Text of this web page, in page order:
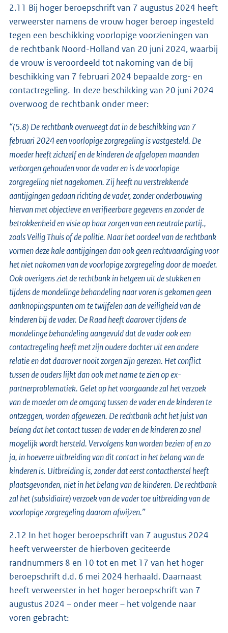
2.11 Bij hoger beroepschrift van 7 augustus 2024 heeft
verweerster namens de vrouw hoger beroep ingesteld
tegen een beschikking voorlopige voorzieningen van
de rechtbank Noord-Holland van 20 juni 2024, waarbij
de vrouw is veroordeeld tot nakoming van de bij
beschikking van 7 februari 2024 bepaalde zorg- en
contactregeling. In deze beschikking van 20 juni 2024
overwoog de rechtbank onder meer:
“(5.8) De rechtbank overweegt dat in de beschikking van 7
februari 2024 een voorlopige zorgregeling is vastgesteld. De
moeder heeft zichzelf en de kinderen de afgelopen maanden
verborgen gehouden voor de vader en is de voorlopige
zorgregeling niet nagekomen. Zij heeft nu verstrekkende
aantijgingen gedaan richting de vader, zonder onderbouwing
hiervan met objectieve en verifieerbare gegevens en zonder de
betrokkenheid en visie op haar zorgen van een neutrale partij.,
zoals Veilig Thuis of de politie. Naar het oordeel van de rechtbank
vormen deze kale aantijgingen dan ook geen rechtvaardiging voor
het niet nakomen van de voorlopige zorgregeling door de moeder.
Ook overigens ziet de rechtbank in hetgeen uit de stukken en
tijdens de mondelinge behandeling naar voren is gekomen geen
aanknopingspunten om te twijfelen aan de veiligheid van de
kinderen bij de vader. De Raad heeft daarover tijdens de
mondelinge behandeling aangevuld dat de vader ook een
contactregeling heeft met zijn oudere dochter uit een andere
relatie en dat daarover nooit zorgen zijn gerezen. Het conflict
tussen de ouders lijkt dan ook met name te zien op ex-
partnerproblematiek. Gelet op het voorgaande zal het verzoek
van de moeder om de omgang tussen de vader en de kinderen te
ontzeggen, worden afgewezen. De rechtbank acht het juist van
belang dat het contact tussen de vader en de kinderen zo snel
mogelijk wordt hersteld. Vervolgens kan worden bezien of en zo
ja, in hoeverre uitbreiding van dit contact in het belang van de
kinderen is. Uitbreiding is, zonder dat eerst contactherstel heeft
plaatsgevonden, niet in het belang van de kinderen. De rechtbank
zal het (subsidiaire) verzoek van de vader toe uitbreiding van de
voorlopige zorgregeling daarom afwijzen.”
2.12 In het hoger beroepschrift van 7 augustus 2024
heeft verweerster de hierboven geciteerde
randnummers 8 en 10 tot en met 17 van het hoger
beroepschrift d.d. 6 mei 2024 herhaald. Daarnaast
heeft verweerster in het hoger beroepschrift van 7
augustus 2024 – onder meer – het volgende naar
voren gebracht: